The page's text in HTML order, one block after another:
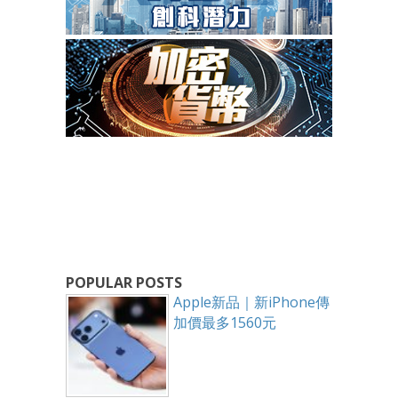
POPULAR POSTS
Apple新品｜新iPhone傳
加價最多1560元